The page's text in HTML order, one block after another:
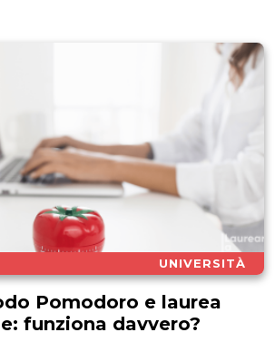
UNIVERSITÀ
Pomodoro e laurea
funziona davvero?